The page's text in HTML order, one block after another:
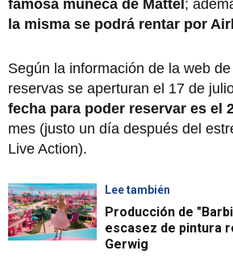
famosa muñeca de Mattel ;
la misma se podrá rentar por
Según la información de la web
reservas se aperturan el 17 de
fecha para poder reservar es el
mes (justo un día después del
Live Action).
Lee también
Producción de
escasez de pintura
Gerwig